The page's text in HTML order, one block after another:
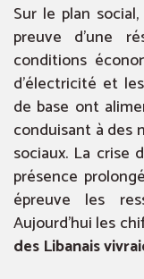
Sur le plan
preuve d’une
conditions
d’électricité et
de base ont
conduisant à des
sociaux. La crise
présence
épreuve les
Aujourd’hui les
des Libanais